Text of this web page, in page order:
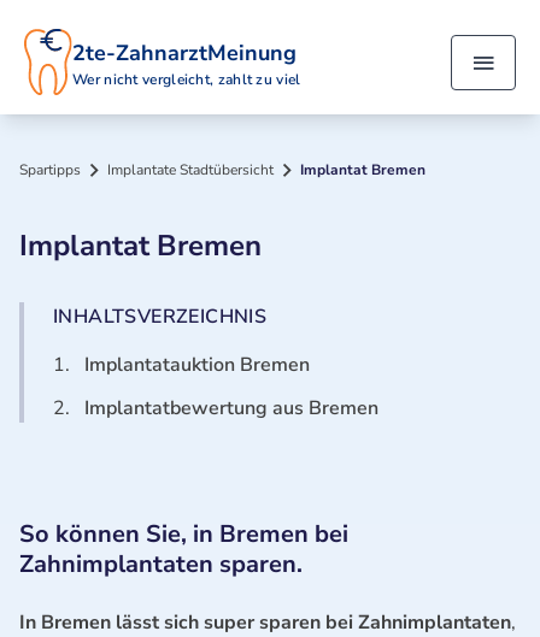
2te-ZahnarztMeinung
Wer nicht vergleicht, zahlt zu viel
Spartipps Implantate Stadtübersicht Implantat Bremen
Implantat Bremen
INHALTSVERZEICHNIS
1.
Implantatauktion Bremen
2.
Implantatbewertung aus Bremen
So können Sie, in Bremen bei
Zahnimplantaten sparen.
In Bremen lässt sich super sparen bei Zahnimplantaten,